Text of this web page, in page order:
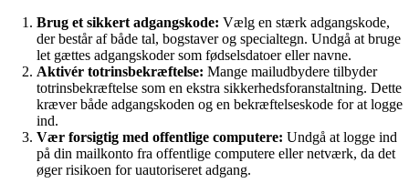
Brug et sikkert adgangskode: Vælg en stærk adgangskode,
der består af både tal, bogstaver og specialtegn. Undgå at bruge
let gættes adgangskoder som fødselsdatoer eller navne.
Aktivér totrinsbekræftelse: Mange mailudbydere tilbyder
totrinsbekræftelse som en ekstra sikkerhedsforanstaltning. Dette
kræver både adgangskoden og en bekræftelseskode for at logge
ind.
Vær forsigtig med offentlige computere: Undgå at logge ind
på din mailkonto fra offentlige computere eller netværk, da det
øger risikoen for uautoriseret adgang.